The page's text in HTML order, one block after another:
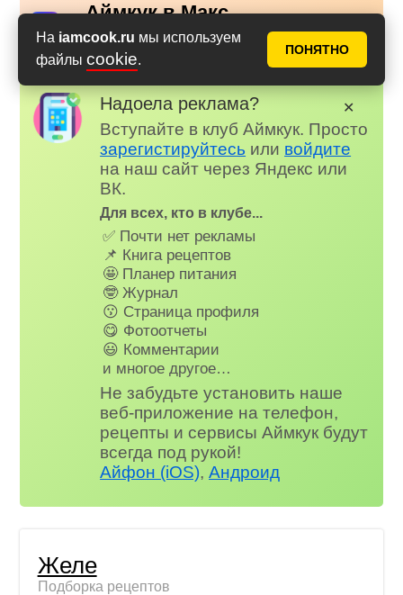
На iamcook.ru мы используем
файлы cookie.
ПОНЯТНО
Аймкук в Макс
Новые рецепты и кулинарные идеи каждый день в
Российском мессенджере MAX
Надоела реклама?
Вступайте в клуб Аймкук. Просто
зарегистируйтесь или войдите
на наш сайт через Яндекс или
ВК.
Для всех, кто в клубе...
✅ Почти нет рекламы
📌 Книга рецептов
🤩 Планер питания
🤓 Журнал
😗 Страница профиля
😋 Фотоотчеты
😃 Комментарии
и многое другое…
Не забудьте установить наше
веб-приложение на телефон,
рецепты и сервисы Аймкук будут
всегда под рукой!
Айфон (iOS),Андроид
✕
Желе
Подборка рецептов